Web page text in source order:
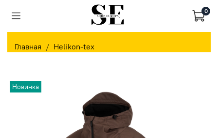
0
Главная Helikon-tex
Новинка